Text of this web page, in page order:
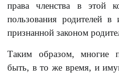
права членства в этой
пользования родителей
признанной законом
Таким образом, многие
быть, в то же время, и